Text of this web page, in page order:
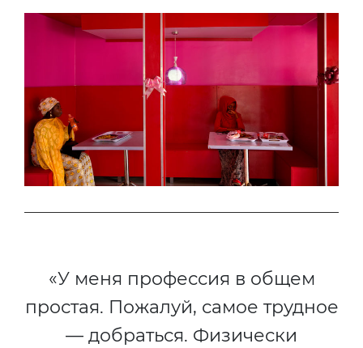
«У меня профессия в общем
простая. Пожалуй, самое трудное
— добраться. Физически